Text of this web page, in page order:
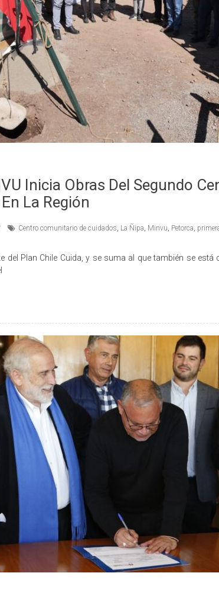
Inicia Obras Del Segundo
La Región
Centro comunitario de cuidados, La Ñipa, Minvu, Petorca,
del Plan Chile Cuida, y se suma al que también se